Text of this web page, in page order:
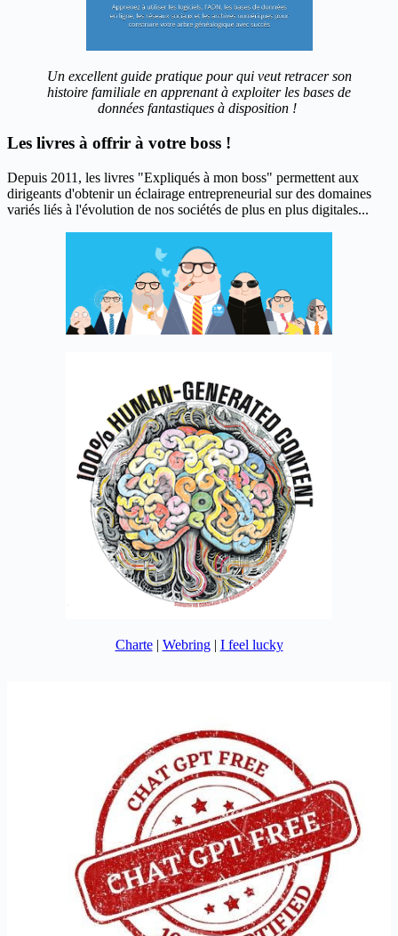
Un excellent guide pratique pour qui veut retracer son
histoire familiale en apprenant à exploiter les bases de
données fantastiques à disposition !
Les livres à offrir à votre boss !
Depuis 2011, les livres "Expliqués à mon boss" permettent aux
dirigeants d'obtenir un éclairage entrepreneurial sur des domaines
variés liés à l'évolution de nos sociétés de plus en plus digitales...
Charte| Webring| I feel lucky